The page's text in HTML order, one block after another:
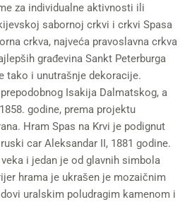
za individualne aktivnosti ili
sabornoj crkvi i crkvi Spasa
crkva, najveća pravoslavna crkva
građevina Sankt Peterburga
tako i unutrašnje dekoracije.
Isakija Dalmatskog, a
godine, prema projektu
Hram Spas na Krvi je podignut
car Aleksandar II, 1881 godine.
i jedan je od glavnih simbola
hrama je ukrašen je mozaičnim
uralskim poludragim kamenom i